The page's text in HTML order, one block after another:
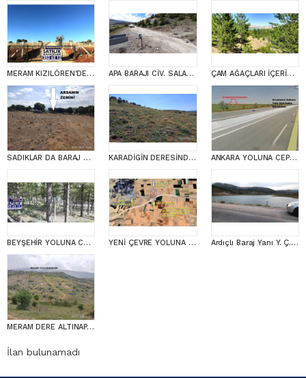
MERAM KIZILÖREN'DE EMSALSİZ GÜZELLİKTE ANA YOLA YAKIN SİTE ŞEKLİNDE BAHÇELER APA BARAJI CİV. SALARLI YAYLASINDA KOOP. SUYU ÖNÜNDE, BAHÇE YERİ ÇAM AĞAÇLARI İÇERİSİNDE BARAJ MANZARALI DOGAL YAŞAM ALANI
SADIKLAR DA BARAJ MANZARALI MÜSTAKİL TAPULU YATIRIMLIK BAĞ-BAHÇE YERİ KARADİGİN DERESİNDE KISMİ KONYA MANZARALI İMARA YAKIN GÖZDE ARSA ANKARA YOLUNA CEPHE YAZIBELENDE KIYMETLİ CAZİP ARSA-ARAZİ
BEYŞEHİR YOLUNA CEPHE BOL OKSİJENLİ TELİ SUYU HAZIR BAHÇE YENİ ÇEVRE YOLUNA CEPHE KIYMETLİ MÜSTAKİL YÜZÜK TAŞI ARSA Ardıçlı Baraj Yanı Y. Ç. Yolu Yakını Konut Alanı Civ. Cazip Arsa-Arazi
MERAM DERE ALTINAPA BARAJI CİV DOĞAYLA İÇ İÇE BAHÇELİKLER...
İlan bulunamadı